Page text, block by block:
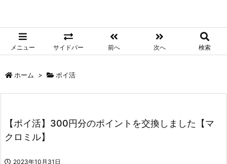
メニュー サイドバー 前へ 次へ 検索
ホーム > ポイ活
【ポイ活】300円分のポイントを交換しました【マ
クロミル】
2023年10月31日